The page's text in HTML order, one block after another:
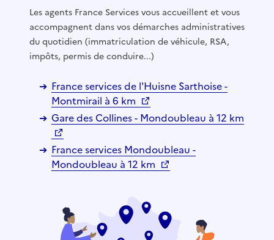
Les agents France Services vous accueillent et vous
accompagnent dans vos démarches administratives
du quotidien (immatriculation de véhicule, RSA,
impôts, permis de conduire...)
France services de l'Huisne Sarthoise -
Montmirail à 6 km
Gare des Collines - Mondoubleau à 12 km
France services Mondoubleau -
Mondoubleau à 12 km